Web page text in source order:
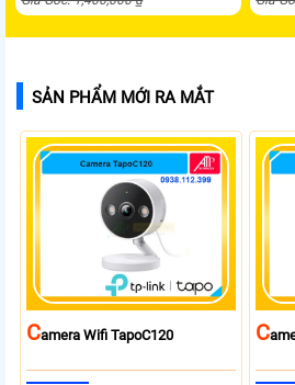
SẢN PHẨM MỚI RA MẮT
CAmera Wifi TapoC120 C